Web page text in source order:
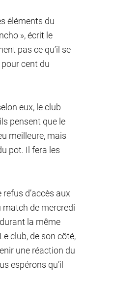
éléments du
», écrit le
pas ce qu’il se
cent du
eux, le club
pensent que le
meilleure, mais
pot. Il fera les
d’accès aux
match de mercredi
la même
club, de son côté,
une réaction du
espérons qu’il